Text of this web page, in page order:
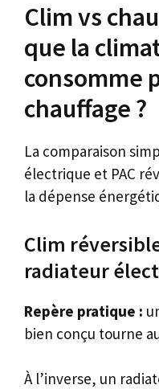
Clim vs
que la
consomme
chauffage ?
La comparaison
électrique et PAC
la dépense
Clim
radiateur
Repère pratique :
bien conçu tourne
À l’inverse, un